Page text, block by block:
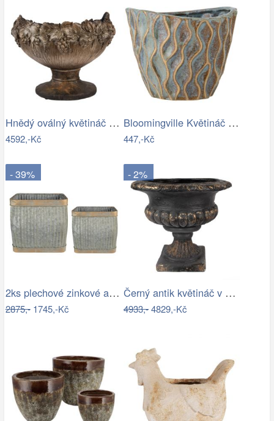
Hnědý oválný květináč na noze zdobený…
4592,-Kč
Bloomingville Květináč Feren Ø 12 cm
447,-Kč
- 39%
2ks plechové zinkové antik obaly na…
2875,-1745,-Kč
- 2%
Černý antik květináč v barokním stylu…
4933,-4829,-Kč